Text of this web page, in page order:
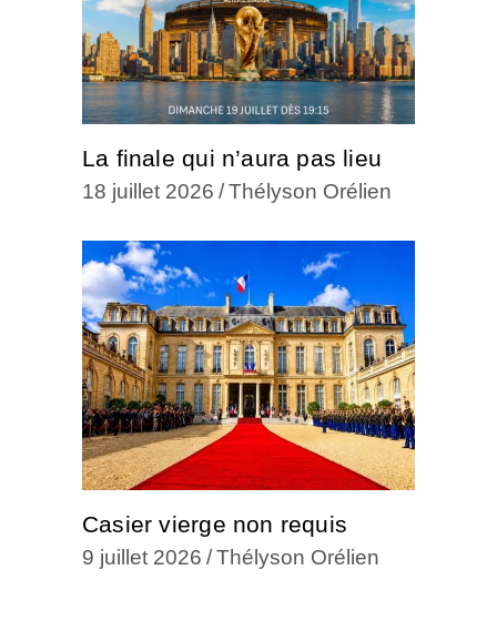
La finale qui n’aura pas lieu
18 juillet 2026 Thélyson Orélien
Casier vierge non requis
9 juillet 2026 Thélyson Orélien